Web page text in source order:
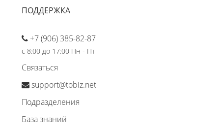
ПОДДЕРЖКА
+7 (906) 385-82-87
с 8:00 до 17:00 Пн - Пт
Связаться
support@tobiz.net
Подразделения
База знаний